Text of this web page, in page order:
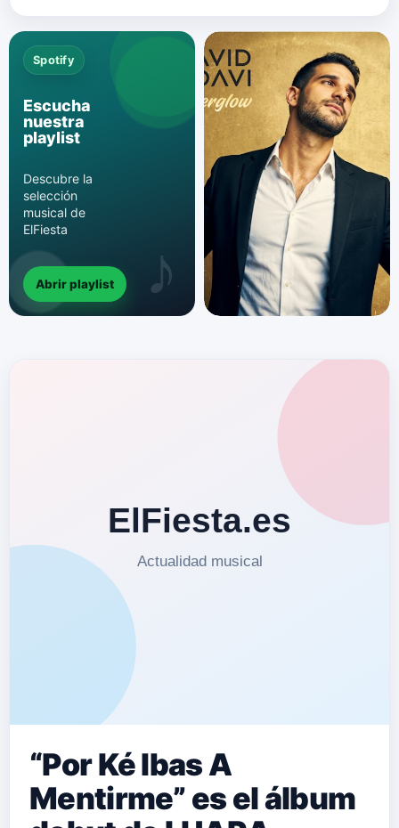
Spotify
Escucha
nuestra
playlist
Descubre la
selección
musical de
ElFiesta
Abrir playlist
“Por Ké Ibas A
Mentirme” es el álbum